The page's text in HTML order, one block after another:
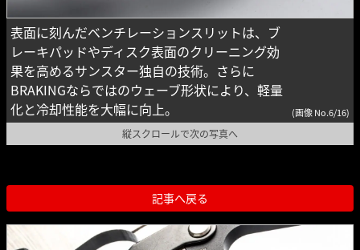
表面に刻んだベンチレーションスリットは、ブ
レーキパッドやディスク表面のクリーニング効
果を高めるサンスター独自の技術。さらに
BRAKINGならではのウェーブ形状により、軽量
化と冷却性能を大幅に向上。
(画像 No.6/16)
縦スクロールで次の写真へ
記事へ戻る